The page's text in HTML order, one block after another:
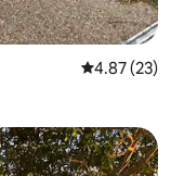
Calificación
4.87 (23)